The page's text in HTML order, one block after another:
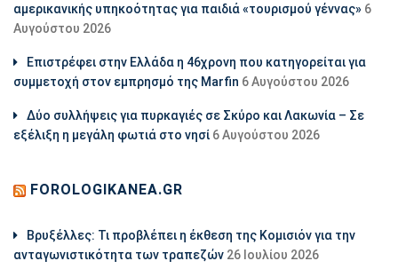
αμερικανικής υπηκοότητας για παιδιά «τουρισμού γέννας» 6
Αυγούστου 2026
Επιστρέφει στην Ελλάδα η 46χρονη που κατηγορείται για
συμμετοχή στον εμπρησμό της Marfin 6 Αυγούστου 2026
Δύο συλλήψεις για πυρκαγιές σε Σκύρο και Λακωνία – Σε
εξέλιξη η μεγάλη φωτιά στο νησί 6 Αυγούστου 2026
FOROLOGIKANEA.GR
Βρυξέλλες: Τι προβλέπει η έκθεση της Κομισιόν για την
ανταγωνιστικότητα των τραπεζών 26 Ιουλίου 2026